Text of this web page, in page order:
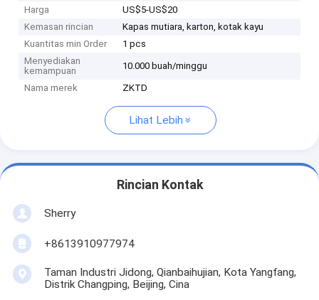
Harga
US$5-US$20
Kemasan rincian
Kapas mutiara, karton, kotak kayu
Kuantitas min Order
1 pcs
Menyediakan
kemampuan
10.000 buah/minggu
Nama merek ZKTD
Lihat Lebih
Rincian Kontak
Sherry
+8613910977974
Taman Industri Jidong, Qianbaihujian, Kota Yangfang,
Distrik Changping, Beijing, Cina